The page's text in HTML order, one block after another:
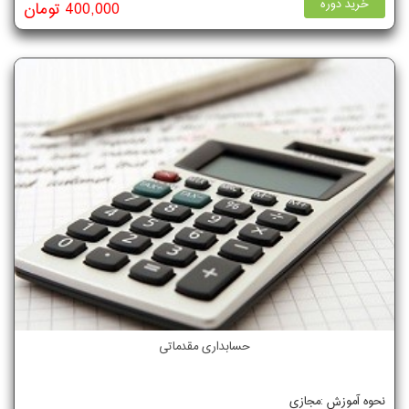
خرید دوره 400,000 تومان
حسابداری مقدماتی
نحوه آموزش :مجازی